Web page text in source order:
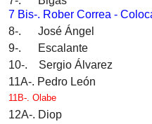
7 Bis-. Rober Correa -
8-. José Ángel
9-. Escalante
10-. Sergio Álvarez
11A-. Pedro León
11B-. Olabe
12A-. Diop